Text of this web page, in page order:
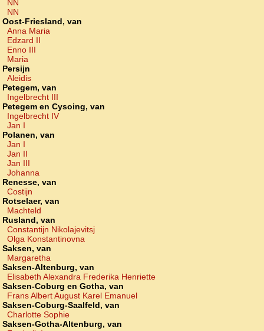
NN
NN
Oost-Friesland, van
Anna Maria
Edzard II
Enno III
Maria
Persijn
Aleidis
Petegem, van
Ingelbrecht III
Petegem en Cysoing, van
Ingelbrecht IV
Jan I
Polanen, van
Jan I
Jan II
Jan III
Johanna
Renesse, van
Costijn
Rotselaer, van
Machteld
Rusland, van
Constantijn Nikolajevitsj
Olga Konstantinovna
Saksen, van
Margaretha
Saksen-Altenburg, van
Elisabeth Alexandra Frederika Henriette
Saksen-Coburg en Gotha, van
Frans Albert August Karel Emanuel
Saksen-Coburg-Saalfeld, van
Charlotte Sophie
Saksen-Gotha-Altenburg, van